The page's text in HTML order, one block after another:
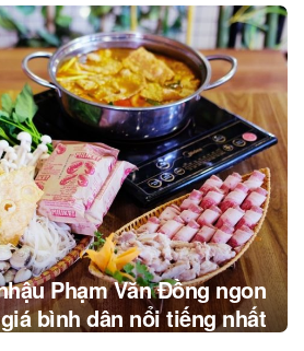
Phạm Văn Đồng ngon
giá bình dân nổi tiếng nhất